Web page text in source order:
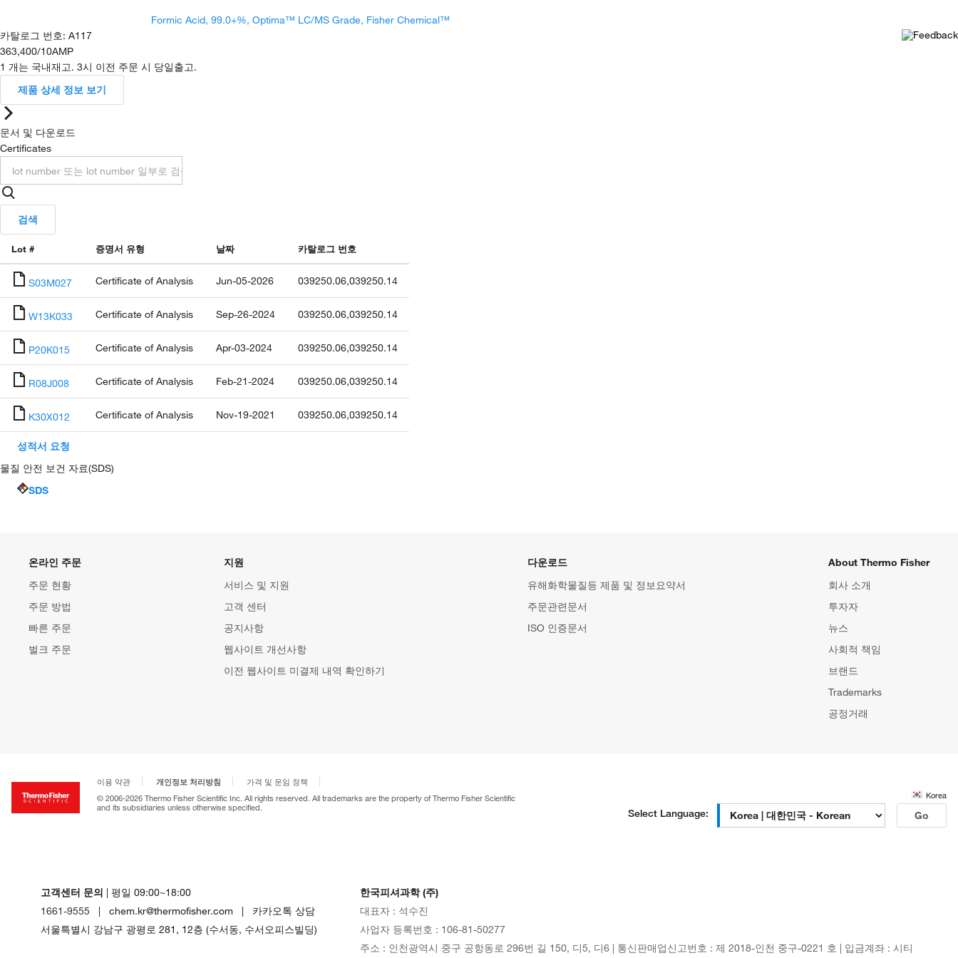
Formic Acid, 99.0+%, Optima™ LC/MS Grade, Fisher Chemical™
카탈로그 번호: A117
363,400/10AMP
1 개는 국내재고. 3시 이전 주문 시 당일출고.
제품 상세 정보 보기
문서 및 다운로드
Certificates
검색
Lot # 증명서 유형 날짜 카탈로그 번호
S03M027 Certificate of Analysis Jun-05-2026 039250.06,039250.14
W13K033 Certificate of Analysis Sep-26-2024 039250.06,039250.14
P20K015 Certificate of Analysis Apr-03-2024 039250.06,039250.14
R08J008 Certificate of Analysis Feb-21-2024 039250.06,039250.14
K30X012 Certificate of Analysis Nov-19-2021 039250.06,039250.14
성적서 요청
물질 안전 보건 자료(SDS)
SDS
온라인 주문
주문 현황
주문 방법
빠른 주문
벌크 주문
지원
서비스 및 지원
고객 센터
공지사항
웹사이트 개선사항
이전 웹사이트 미결제 내역 확인하기
다운로드
유해화학물질등 제품 및 정보요약서
주문관련문서
ISO 인증문서
About Thermo Fisher
회사 소개
투자자
뉴스
사회적 책임
브랜드
Trademarks
공정거래
이용 약관 개인정보 처리방침
가격 및 운임 정책
© 2006-2026 Thermo Fisher Scientific Inc. All rights reserved. All trademarks are the property of Thermo Fisher Scientific
and its subsidiaries unless otherwise specified.
Korea
Select Language: Go
고객센터 문의 | 평일 09:00~18:00
1661-9555 | chem.kr@thermofisher.com | 카카오톡 상담
서울특별시 강남구 광평로 281, 12층 (수서동, 수서오피스빌딩)
한국피셔과학 (주)
대표자 : 석수진
사업자 등록번호 : 106-81-50277
주소 : 인천광역시 중구 공항동로 296번 길 150, 디5, 디6 | 통신판매업신고번호 : 제 2018-인천 중구-0221 호 | 입금계좌 : 시티